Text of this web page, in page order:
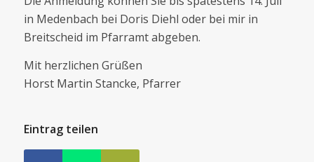
in Medenbach bei Doris Diehl oder bei mir in
Breitscheid im Pfarramt abgeben.
Mit herzlichen Grüßen
Horst Martin Stancke, Pfarrer
Eintrag teilen